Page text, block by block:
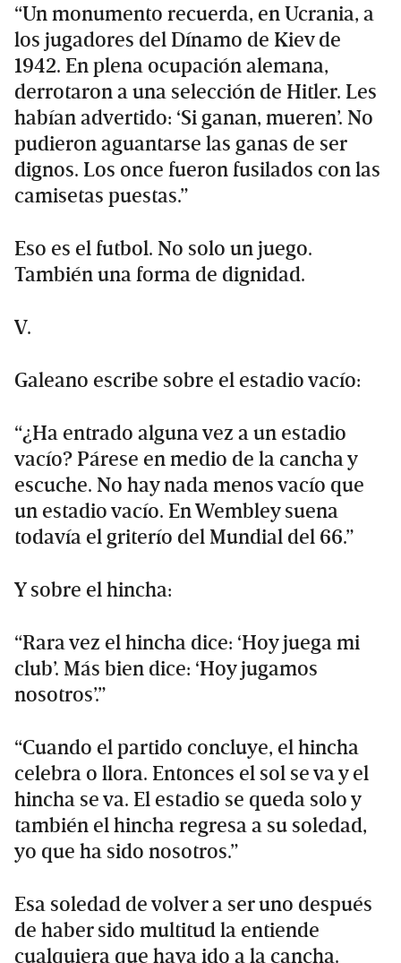
“Un monumento recuerda, en Ucrania, a
los jugadores del Dínamo de Kiev de
1942. En plena ocupación alemana,
derrotaron a una selección de Hitler. Les
habían advertido: ‘Si ganan, mueren’. No
pudieron aguantarse las ganas de ser
dignos. Los once fueron fusilados con las
camisetas puestas.”
Eso es el futbol. No solo un juego.
También una forma de dignidad.
V.
Galeano escribe sobre el estadio vacío:
“¿Ha entrado alguna vez a un estadio
vacío? Párese en medio de la cancha y
escuche. No hay nada menos vacío que
un estadio vacío. En Wembley suena
todavía el griterío del Mundial del 66.”
Y sobre el hincha:
“Rara vez el hincha dice: ‘Hoy juega mi
club’. Más bien dice: ‘Hoy jugamos
nosotros’.”
“Cuando el partido concluye, el hincha
celebra o llora. Entonces el sol se va y el
hincha se va. El estadio se queda solo y
también el hincha regresa a su soledad,
yo que ha sido nosotros.”
Esa soledad de volver a ser uno después
de haber sido multitud la entiende
cualquiera que haya ido a la cancha.